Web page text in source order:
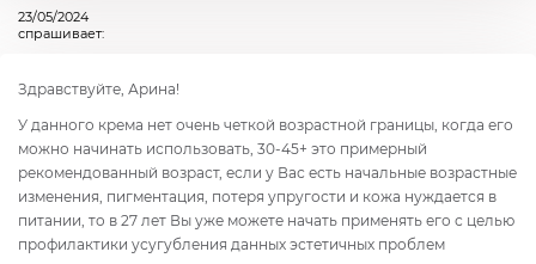
23/05/2024
спрашивает:
Здравствуйте, Арина!
У данного крема нет очень четкой возрастной границы, когда его
можно начинать использовать, 30-45+ это примерный
рекомендованный возраст, если у Вас есть начальные возрастные
изменения, пигментация, потеря упругости и кожа нуждается в
питании, то в 27 лет Вы уже можете начать применять его с целью
профилактики усугубления данных эстетичных проблем